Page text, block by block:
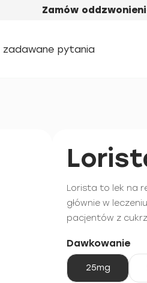
Zamów
pytania
Lorista to lek na
głównie w
pacjentów z
Dawkowanie
25mg